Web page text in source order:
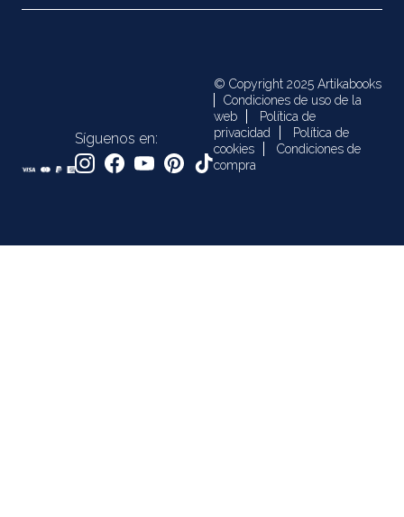
Síguenos en:
© Copyright 2025 Artikabooks
Condiciones de uso de la
web
Política de
privacidad
Política de
cookies
Condiciones de
compra